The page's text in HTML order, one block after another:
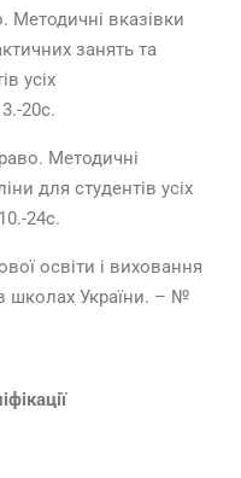
Методичні вказівки
занять та
усіх
20с.
Методичні
для студентів усіх
24с.
освіти і виховання
в школах України. – №